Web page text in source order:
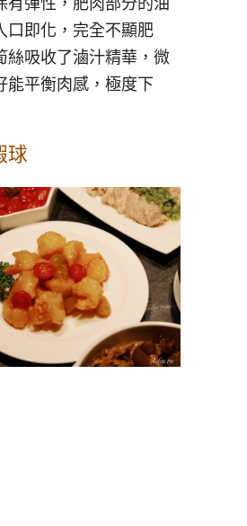
有彈性，肥肉部分的油
口即化，完全不顯肥
絲吸收了滷汁精華，微
能平衡肉感，極度下
球